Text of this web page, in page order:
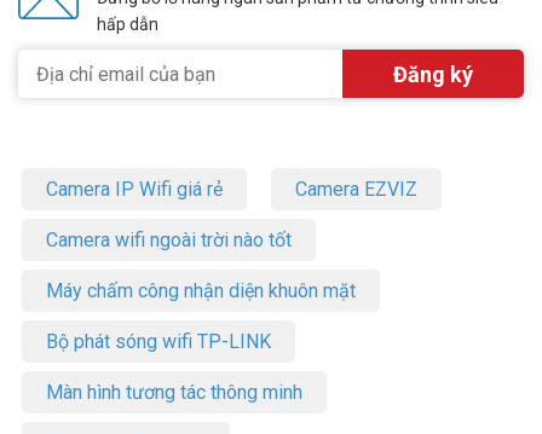
hấp dẫn
Camera IP Wifi giá rẻ Camera EZVIZ
Camera wifi ngoài trời nào tốt
Máy chấm công nhận diện khuôn mặt
Bộ phát sóng wifi TP-LINK
Màn hình tương tác thông minh